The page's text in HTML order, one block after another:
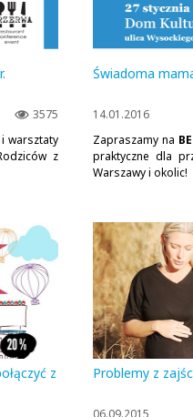
3575
warsztaty
z
Świadoma
14.01.2016
Zapraszamy na
praktyczne dla
Warszawy i okolic!
z
Problemy z
06.09.2015